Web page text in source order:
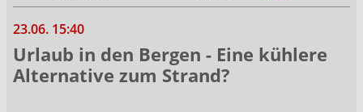
23.06. 15:40
Urlaub in den Bergen - Eine kühlere
Alternative zum Strand?